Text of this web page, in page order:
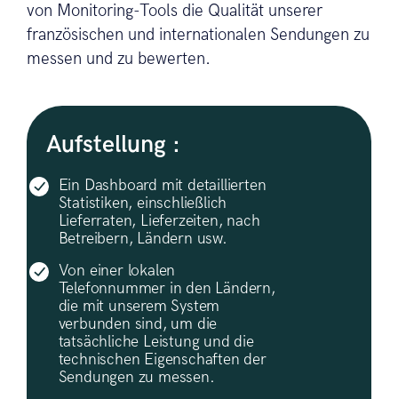
von Monitoring-Tools die Qualität unserer
französischen und internationalen Sendungen zu
messen und zu bewerten.
Aufstellung :
Ein Dashboard mit detaillierten
Statistiken, einschließlich
Lieferraten, Lieferzeiten, nach
Betreibern, Ländern usw.
Von einer lokalen
Telefonnummer in den Ländern,
die mit unserem System
verbunden sind, um die
tatsächliche Leistung und die
technischen Eigenschaften der
Sendungen zu messen.